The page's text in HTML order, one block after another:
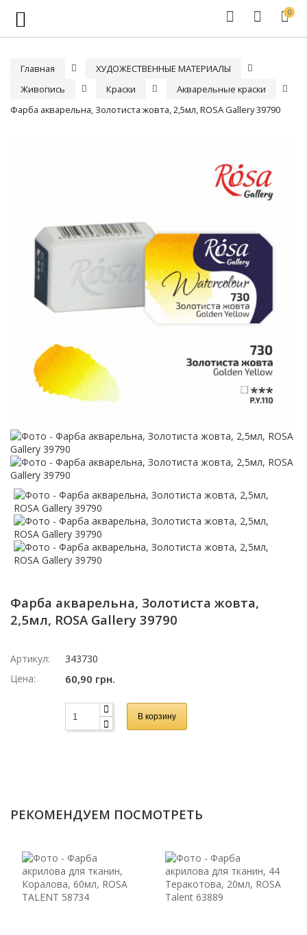
0
Главная
ХУДОЖЕСТВЕННЫЕ МАТЕРИАЛЫ
Живопись
Краски
Акварельные краски
Фарба акварельна, Золотиста жовта, 2,5мл, ROSA Gallery 39790
Фарба акварельна, Золотиста жовта,
2,5мл, ROSA Gallery 39790
Артикул:
343730
Цена:
60,90 грн.
В корзину
РЕКОМЕНДУЕМ ПОСМОТРЕТЬ